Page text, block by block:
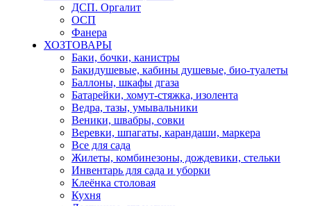
ДСП. Оргалит
ОСП
Фанера
ХОЗТОВАРЫ
Баки, бочки, канистры
Бакидушевые, кабины душевые, био-туалеты
Баллоны, шкафы дгаза
Батарейки, хомут-стяжка, изолента
Ведра, тазы, умывальники
Веники, швабры, совки
Веревки, шпагаты, карандаши, маркера
Все для сада
Жилеты, комбинезоны, дождевики, стельки
Инвентарь для сада и уборки
Клеёнка столовая
Кухня